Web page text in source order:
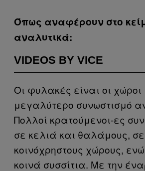
Όπως αναφέρουν στο
αναλυτικά:
VIDEOS BY VICE
Οι φυλακές είναι οι χώροι
μεγαλύτερο συνωστισμό
Πολλοί κρατούμενοι-ες
σε κελιά και θαλάμους, σε
κοινόχρηστους χώρους,
κοινά συσσίτια. Με την